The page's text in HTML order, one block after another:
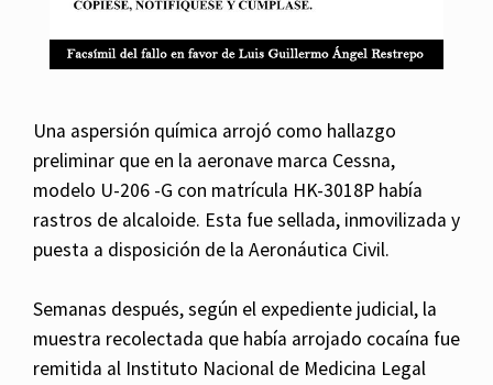
Una aspersión química arrojó como hallazgo
preliminar que en la aeronave marca Cessna,
modelo U-206 -G con matrícula HK-3018P había
rastros de alcaloide. Esta fue sellada, inmovilizada y
puesta a disposición de la Aeronáutica Civil.
Semanas después, según el expediente judicial, la
muestra recolectada que había arrojado cocaína fue
remitida al Instituto Nacional de Medicina Legal